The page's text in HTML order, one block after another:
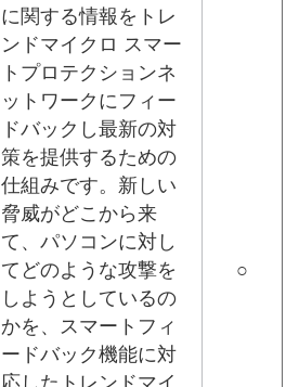
に関する情報をトレ
ンドマイクロ スマー
トプロテクションネ
ットワークにフィー
ドバックし最新の対
策を提供するための
仕組みです。新しい
脅威がどこから来
て、パソコンに対し
てどのような攻撃を
しようとしているの
かを、スマートフィ
ードバック機能に対
応したトレンドマイ
○